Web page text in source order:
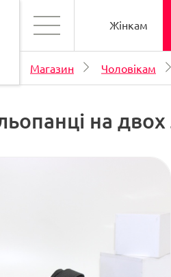
Жінкам
Магазин Чоловікам
на